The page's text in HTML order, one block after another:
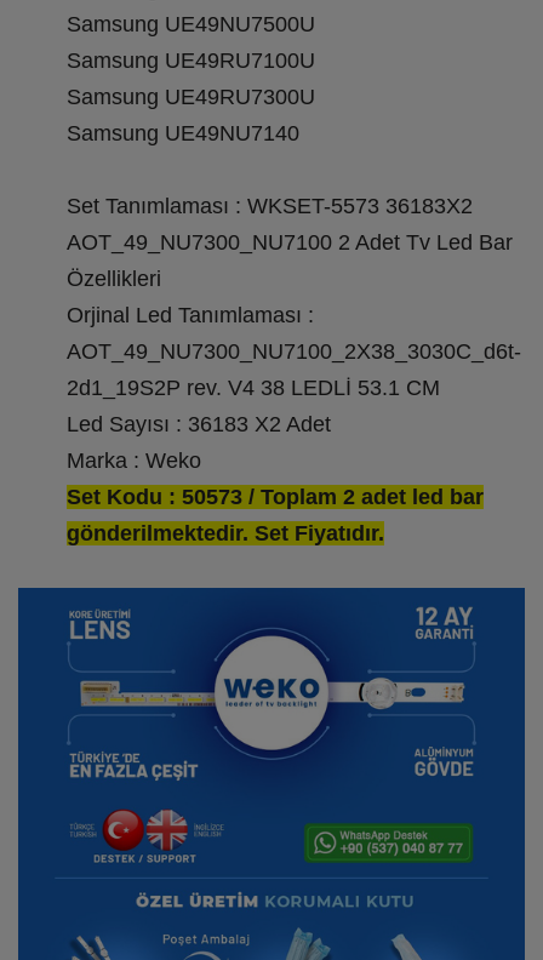
Samsung UE49NU7500U
Samsung UE49RU7100U
Samsung UE49RU7300U
Samsung UE49NU7140
Set Tanımlaması : WKSET-5573 36183X2
AOT_49_NU7300_NU7100 2 Adet Tv Led Bar
Özellikleri
Orjinal Led Tanımlaması :
AOT_49_NU7300_NU7100_2X38_3030C_d6t-
2d1_19S2P rev. V4 38 LEDLİ 53.1 CM
Led Sayısı : 36183 X2 Adet
Marka : Weko
Set Kodu : 50573 / Toplam 2 adet led bar
gönderilmektedir. Set Fiyatıdır.